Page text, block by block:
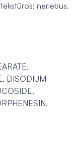
neriebus,
DISODIUM